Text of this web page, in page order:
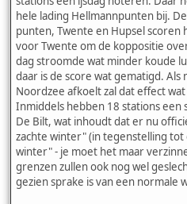
hele lading Hellmannpunten bij.
punten, Twente en Hupsel
voor Twente om de koppositie
dag stroomde wat minder koude
daar is de score wat gematigd. Als
Noordzee afkoelt zal dat effect
Inmiddels hebben 18 stations
De Bilt, wat inhoudt dat er nu
zachte winter" (in tegenstelling
winter" - je moet het maar
grenzen zullen ook nog wel
gezien sprake is van een normale